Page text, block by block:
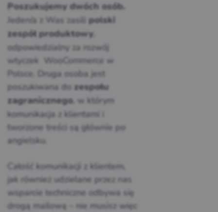
Poszukujemy dwóch osób.
Jeden/a z Was zasili polski
zespół produktowy
odpowiedzialny za rozwój
wtyczek WooCommerce w
Polsce. Druga osoba jest
poszukiwana do zespołu
zagranicznego, w którym
komunikacja z klientami i
tworzone treści są głównie po
angielsku.
Całość komunikacji z klientem,
jak również udzielane przez nas
wsparcie techniczne odbywa się
drogą mailową – nie musisz więc